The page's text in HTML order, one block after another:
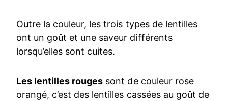
Outre la couleur, les trois types de lentilles
ont un goût et une saveur différents
lorsqu’elles sont cuites.
Les lentilles rouges sont de couleur rose
orangé, c’est des lentilles cassées au goût de